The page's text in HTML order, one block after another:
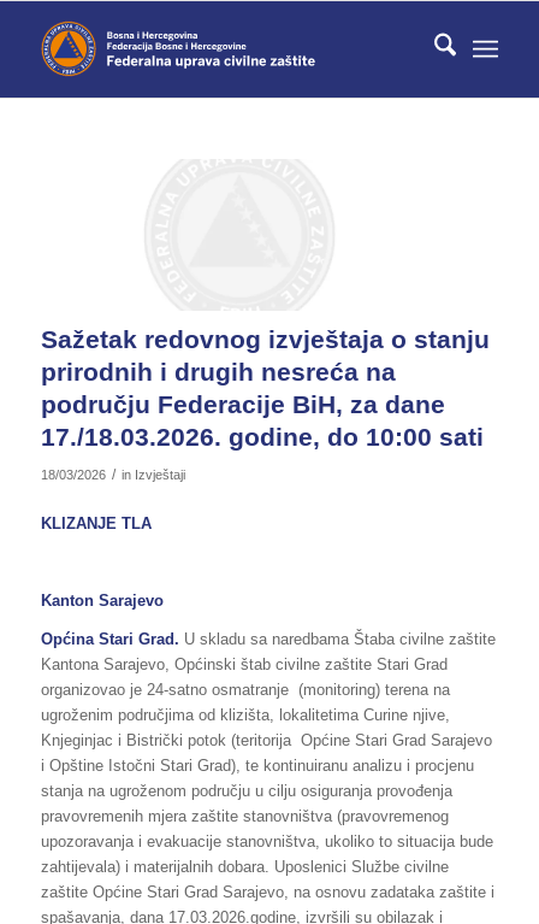
Sažetak redovnog izvještaja o stanju
prirodnih i drugih nesreća na
području Federacije BiH, za dane
17./18.03.2026. godine, do 10:00 sati
18/03/2026 / in Izvještaji
KLIZANJE TLA
Kanton Sarajevo
Općina Stari Grad. U skladu sa naredbama Štaba civilne zaštite
Kantona Sarajevo, Općinski štab civilne zaštite Stari Grad
organizovao je 24-satno osmatranje (monitoring) terena na
ugroženim područjima od klizišta, lokalitetima Curine njive,
Knjeginjac i Bistrički potok (teritorija Općine Stari Grad Sarajevo
i Opštine Istočni Stari Grad), te kontinuiranu analizu i procjenu
stanja na ugroženom području u cilju osiguranja provođenja
pravovremenih mjera zaštite stanovništva (pravovremenog
upozoravanja i evakuacije stanovništva, ukoliko to situacija bude
zahtijevala) i materijalnih dobara. Uposlenici Službe civilne
zaštite Općine Stari Grad Sarajevo, na osnovu zadataka zaštite i
spašavanja, dana 17.03.2026.godine, izvršili su obilazak i